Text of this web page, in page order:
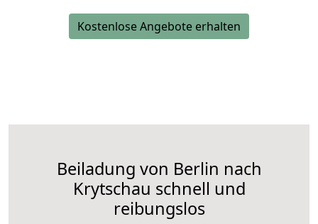
Kostenlose Angebote erhalten
Beiladung von Berlin nach
Krytschau schnell und
reibungslos